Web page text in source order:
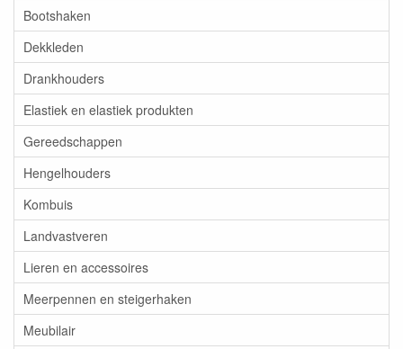
Bootshaken
Dekkleden
Drankhouders
Elastiek en elastiek produkten
Gereedschappen
Hengelhouders
Kombuis
Landvastveren
Lieren en accessoires
Meerpennen en steigerhaken
Meubilair